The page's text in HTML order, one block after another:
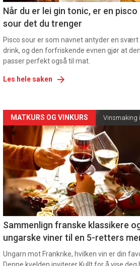
Når du er lei gin tonic, er en pisco
sour det du trenger
Pisco sour er som navnet antyder en
drink, og den forfriskende evnen gjør at den
passer perfekt også til mat.
Les hele saken
Forsiden
akkurat
nå
-
5
MATKURS OG VINKURS Vinsmaking
Sammenlign franske klassikere
ungarske viner til en 5-retters
Ungarn mot Frankrike, hvilken vin er din